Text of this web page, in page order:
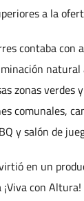
a la
contaba con
natural
zonas verdes
comunales,
y salón de
en un
con Altura!